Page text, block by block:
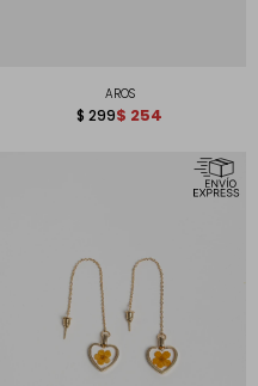
AROS
$ 299$ 254